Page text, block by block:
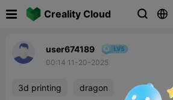
Creality Cloud  
user674189
00:14 11-20-2025
3d printing dragon